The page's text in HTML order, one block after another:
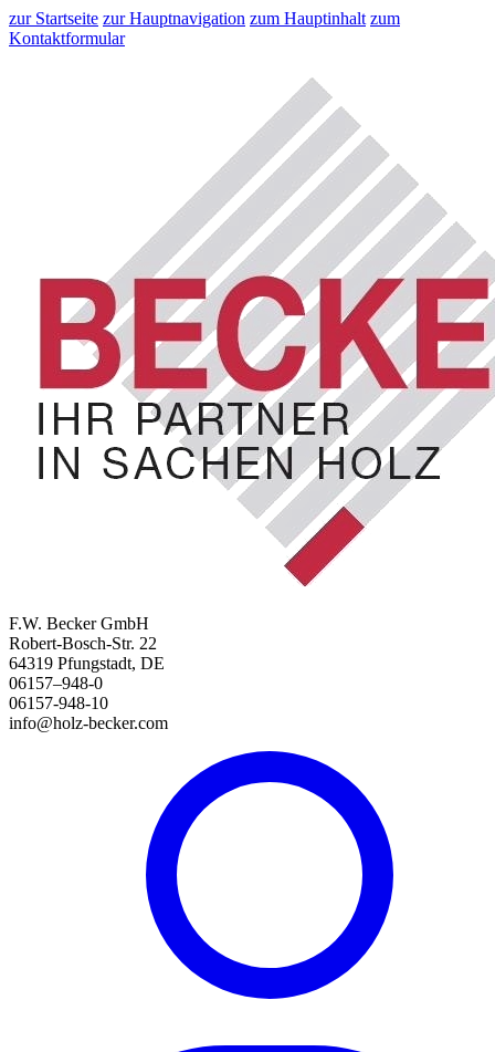
zur Startseite zur Hauptnavigation zum Hauptinhalt zum
Kontaktformular
F.W. Becker GmbH
Robert-Bosch-Str. 22
64319 Pfungstadt, DE
06157–948-0
06157-948-10
info@holz-becker.com